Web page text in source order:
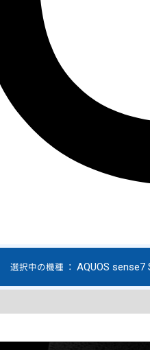
選択中の機種 ： AQUOS sense7